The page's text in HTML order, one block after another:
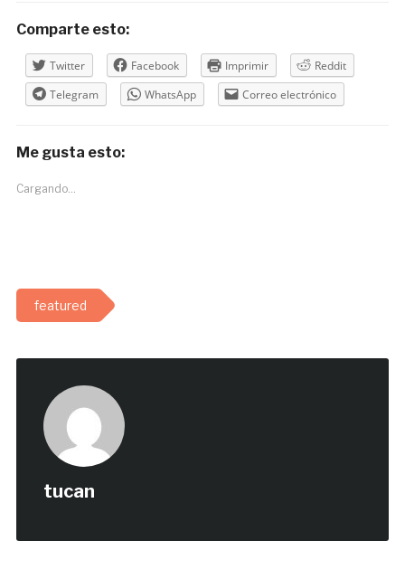
Comparte esto:
Twitter Facebook Imprimir
Reddit
Telegram
WhatsApp Correo electrónico
Me gusta esto:
Cargando...
featured
tucan